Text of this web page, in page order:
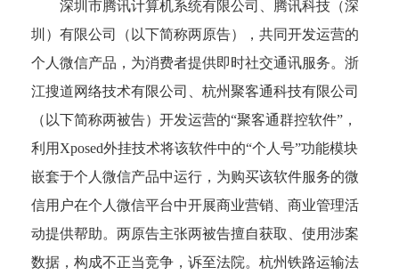
深圳市腾讯计算机系统有限公司、腾讯科技（深
圳）有限公司（以下简称两原告），共同开发运营的
个人微信产品，为消费者提供即时社交通讯服务。浙
江搜道网络技术有限公司、杭州聚客通科技有限公司
（以下简称两被告）开发运营的“聚客通群控软件”，
利用Xposed外挂技术将该软件中的“个人号”功能模块
嵌套于个人微信产品中运行，为购买该软件服务的微
信用户在个人微信平台中开展商业营销、商业管理活
动提供帮助。两原告主张两被告擅自获取、使用涉案
数据，构成不正当竞争，诉至法院。杭州铁路运输法